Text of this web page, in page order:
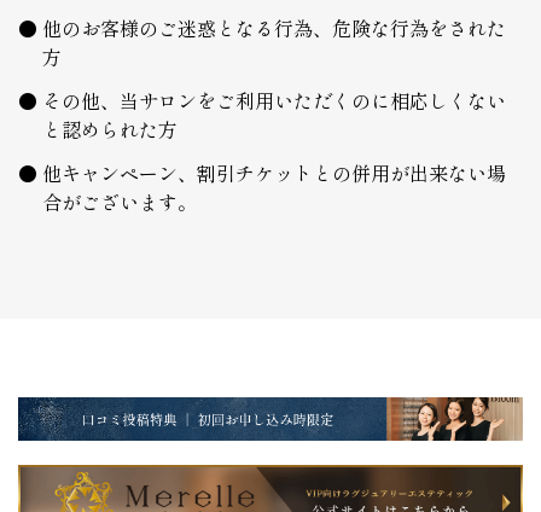
他のお客様のご迷惑となる行為、危険な行為をされた
方
その他、当サロンをご利用いただくのに相応しくない
と認められた方
他キャンペーン、割引チケットとの併用が出来ない場
合がございます。